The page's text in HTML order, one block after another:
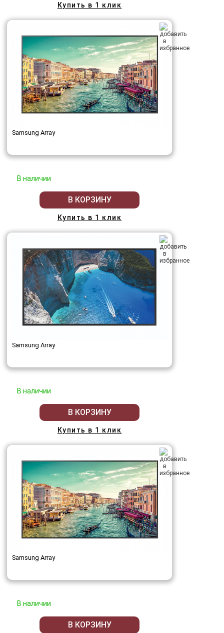
Купить в 1 клик
Samsung Array
В наличии
В КОРЗИНУ
Купить в 1 клик
Samsung Array
В наличии
В КОРЗИНУ
Купить в 1 клик
Samsung Array
В наличии
В КОРЗИНУ